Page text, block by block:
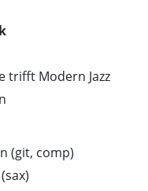
trifft Modern Jazz
(git, comp)